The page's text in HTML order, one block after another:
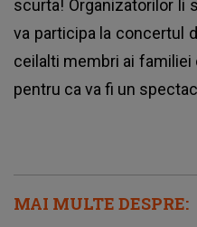
scurta! Organizatorilor li
va participa la concertul
ceilalti membri ai
pentru ca va fi un
MAI MULTE DESPRE: